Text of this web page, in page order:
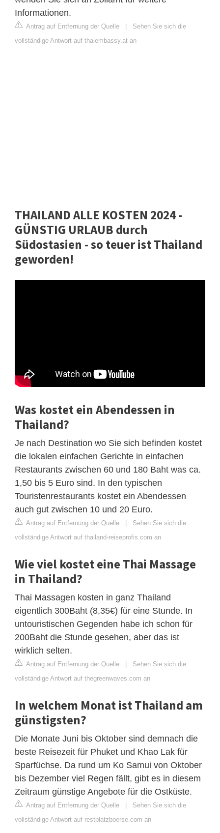
Informationen.
Antrag auf Entfernung der Quelle
Sehen Sie sich die
vollständige Antwort auf thaiembassy.at an
THAILAND ALLE KOSTEN 2024 -
GÜNSTIG URLAUB durch
Südostasien - so teuer ist Thailand
geworden!
Was kostet ein Abendessen in
Thailand?
Je nach Destination wo Sie sich befinden kostet
die lokalen einfachen Gerichte in einfachen
Restaurants zwischen 60 und 180 Baht was ca.
1,50 bis 5 Euro sind. In den typischen
Touristenrestaurants kostet ein Abendessen
auch gut zwischen 10 und 20 Euro.
Antrag auf Entfernung der Quelle | Sehen Sie sich die
vollständige Antwort auf thailand-reiseprofis.com an
Wie viel kostet eine Thai Massage
in Thailand?
Thai Massagen kosten in ganz Thailand
eigentlich 300Baht (8,35€) für eine Stunde. In
untouristischen Gegenden habe ich schon für
200Baht die Stunde gesehen, aber das ist
wirklich selten.
Antrag auf Entfernung der Quelle | Sehen Sie sich die
vollständige Antwort auf thegreenwaves.com an
In welchem Monat ist Thailand am
günstigsten?
Die Monate Juni bis Oktober sind demnach die
beste Reisezeit für Phuket und Khao Lak für
Sparfüchse. Da rund um Ko Samui von Oktober
bis Dezember viel Regen fällt, gibt es in diesem
Zeitraum günstige Angebote für die Ostküste.
Antrag auf Entfernung der Quelle | Sehen Sie sich die
vollständige Antwort auf restplatzboerse.com an